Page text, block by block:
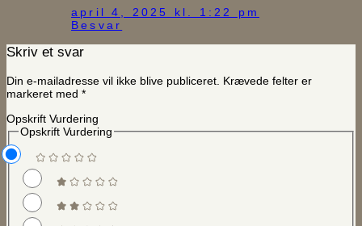
april 4, 2025 kl. 1:22 pm
Besvar
Skriv et svar
Din e-mailadresse vil ikke blive publiceret. Krævede felter er
markeret med *
Opskrift Vurdering
Opskrift Vurdering